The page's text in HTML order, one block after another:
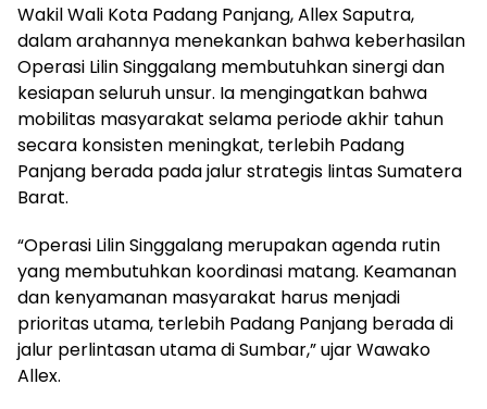
Wakil Wali Kota Padang Panjang, Allex Saputra,
dalam arahannya menekankan bahwa keberhasilan
Operasi Lilin Singgalang membutuhkan sinergi dan
kesiapan seluruh unsur. Ia mengingatkan bahwa
mobilitas masyarakat selama periode akhir tahun
secara konsisten meningkat, terlebih Padang
Panjang berada pada jalur strategis lintas Sumatera
Barat.
“Operasi Lilin Singgalang merupakan agenda rutin
yang membutuhkan koordinasi matang. Keamanan
dan kenyamanan masyarakat harus menjadi
prioritas utama, terlebih Padang Panjang berada di
jalur perlintasan utama di Sumbar,” ujar Wawako
Allex.